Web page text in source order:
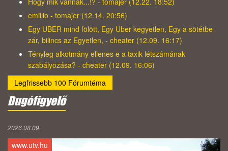
emillio - tomajer (12.14. 20:56)
Egy UBER mind fölött, Egy Uber kegyetlen, Egy a sötétbe
zár, bilincs az Egyetlen, - cheater (12.09. 16:17)
Tényleg alkotmány ellenes e a taxik létszámának
szabályozása? - cheater (12.09. 16:06)
Legfrissebb 100 Fórumtéma
Dugófigyelő
2026.08.09.
www.utv.hu